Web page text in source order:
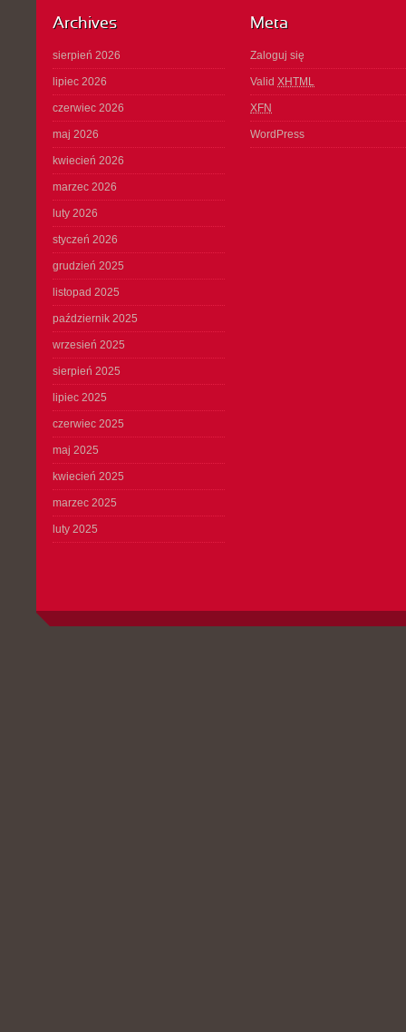
Archives
sierpień 2026
lipiec 2026
czerwiec 2026
maj 2026
kwiecień 2026
marzec 2026
luty 2026
styczeń 2026
grudzień 2025
listopad 2025
październik 2025
wrzesień 2025
sierpień 2025
lipiec 2025
czerwiec 2025
maj 2025
kwiecień 2025
marzec 2025
luty 2025
Meta
Zaloguj się
Valid XHTML
XFN
WordPress